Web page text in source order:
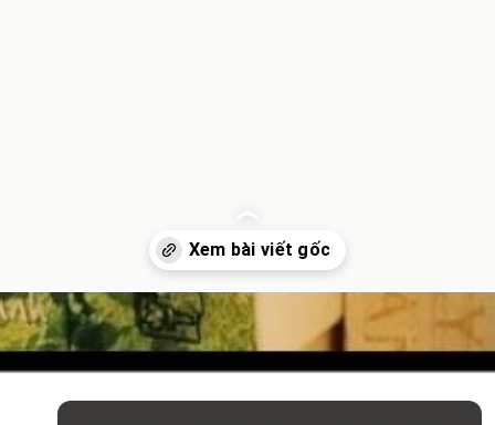
Đang mở https://inminhkhoi.com/li-ki-hay-ly-ky-dung-chinh-ta